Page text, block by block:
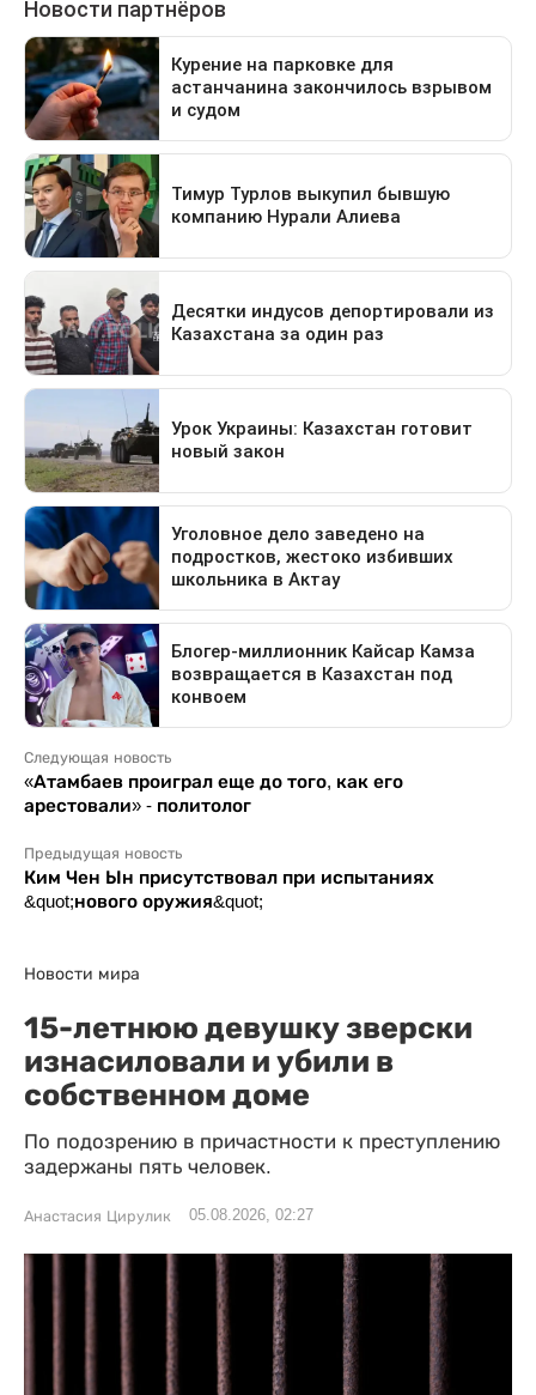
Следующая новость
«Атамбаев проиграл еще до того, как его
арестовали» - политолог
Предыдущая новость
Ким Чен Ын присутствовал при испытаниях
&quot;нового оружия&quot;
Новости мира
15-летнюю девушку зверски
изнасиловали и убили в
собственном доме
По подозрению в причастности к преступлению
задержаны пять человек.
Анастасия Цирулик 05.08.2026, 02:27